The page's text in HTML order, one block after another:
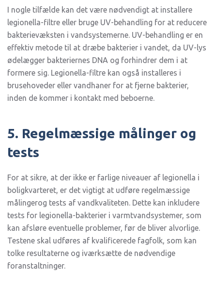
I nogle tilfælde kan det være nødvendigt at installere
legionella-filtre eller bruge UV-behandling for at reducere
bakterievæksten i vandsystemerne. UV-behandling er en
effektiv metode til at dræbe bakterier i vandet, da UV-lys
ødelægger bakteriernes DNA og forhindrer dem i at
formere sig. Legionella-filtre kan også installeres i
brusehoveder eller vandhaner for at fjerne bakterier,
inden de kommer i kontakt med beboerne.
5. Regelmæssige målinger og
tests
For at sikre, at der ikke er farlige niveauer af legionella i
boligkvarteret, er det vigtigt at udføre regelmæssige
målingerog tests af vandkvaliteten. Dette kan inkludere
tests for legionella-bakterier i varmtvandsystemer, som
kan afsløre eventuelle problemer, før de bliver alvorlige.
Testene skal udføres af kvalificerede fagfolk, som kan
tolke resultaterne og iværksætte de nødvendige
foranstaltninger.